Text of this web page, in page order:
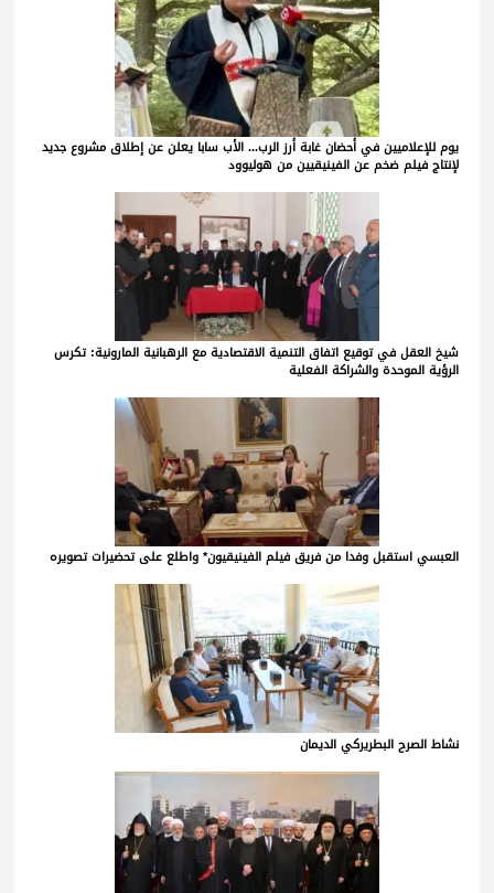
يوم للإعلاميين في أحضان غابة أرز الرب... الأب سابا يعلن عن إطلاق مشروع جديد
لإنتاج فيلم ضخم عن الفينيقيين من هوليوود
شيخ العقل في توقيع اتفاق التنمية الاقتصادية مع الرهبانية المارونية: تكرس
الرؤية الموحدة والشراكة الفعلية
العبسي استقبل وفدا من فريق فيلم الفينيقيون* واطلع على تحضيرات تصويره
نشاط الصرح البطريركي الديمان